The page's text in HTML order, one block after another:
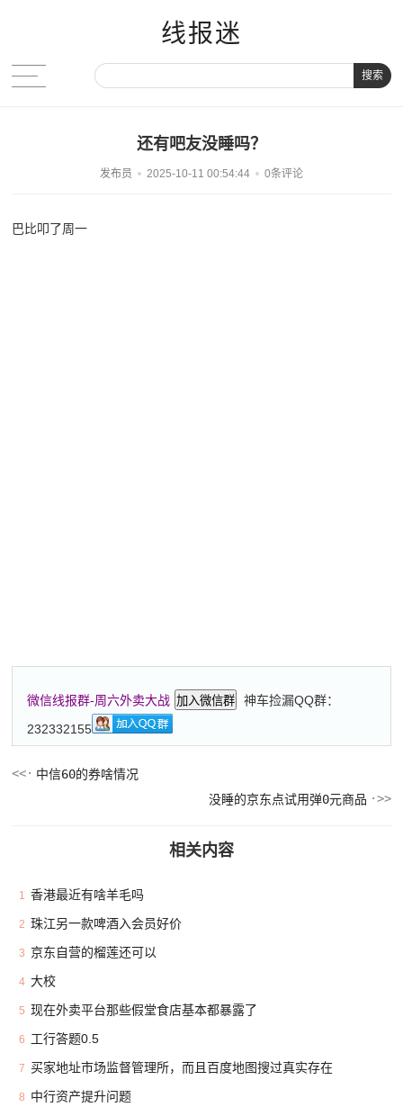
线报迷
搜索
还有吧友没睡吗？
发布员 2025-10-11 00:54:44 0条评论
巴比叩了周一
微信线报群-周六外卖大战 加入微信群
神车捡漏QQ群：
232332155
中信60的券啥情况
没睡的京东点试用弹0元商品
相关内容
1 香港最近有啥羊毛吗
2 珠江另一款啤酒入会员好价
3 京东自营的榴莲还可以
4 大校
5 现在外卖平台那些假堂食店基本都暴露了
6 工行答题0.5
7 买家地址市场监督管理所，而且百度地图搜过真实存在
8 中行资产提升问题